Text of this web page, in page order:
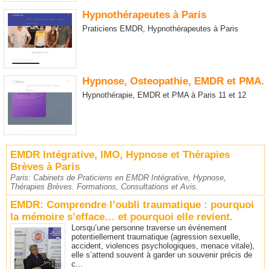
Hypnothérapeutes à Paris
Praticiens EMDR, Hypnothérapeutes à Paris
Hypnose, Osteopathie, EMDR et PMA.
Hypnothérapie, EMDR et PMA à Paris 11 et 12
EMDR Intégrative, IMO, Hypnose et Thérapies
Brèves à Paris
Paris: Cabinets de Praticiens en EMDR Intégrative, Hypnose,
Thérapies Brèves. Formations, Consultations et Avis.
EMDR: Comprendre l’oubli traumatique : pourquoi
la mémoire s’efface… et pourquoi elle revient.
Lorsqu’une personne traverse un événement
potentiellement traumatique (agression sexuelle,
accident, violences psychologiques, menace vitale),
elle s’attend souvent à garder un souvenir précis de
c...